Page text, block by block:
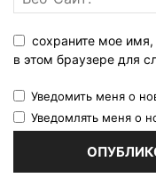
сохраните мое
в этом браузере для
Уведомить меня о
Уведомлять меня о